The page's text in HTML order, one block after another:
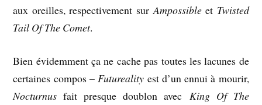
aux oreilles, respectivement surAmpossibleet Twisted
Tail Of The Comet.
Bien évidemment ça ne cache pas toutes les lacunes de
certaines compos –Futureality est d’un ennui à mourir,
Nocturnus fait presque doublon avec King Of The